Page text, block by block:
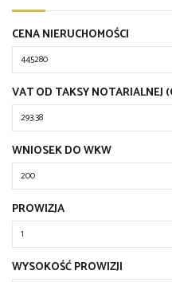
CENA NIERUCHOMOŚCI
VAT OD TAKSY NOTARIALNEJ
WNIOSEK DO WKW
PROWIZJA
WYSOKOŚĆ PROWIZJI